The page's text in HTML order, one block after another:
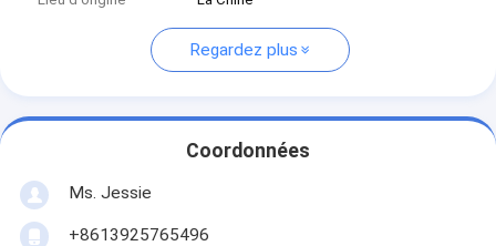
Regardez plus
Coordonnées
Ms. Jessie
+8613925765496